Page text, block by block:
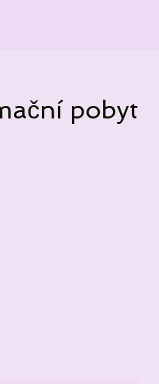
pobyt